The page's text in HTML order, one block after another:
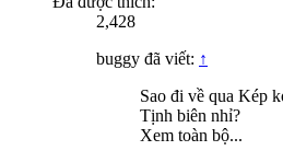
2,428
buggy đã viết: ↑
Sao đi về qua Kép
Tịnh biên nhỉ?
Xem toàn bộ...